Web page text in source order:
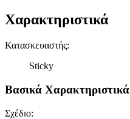
Χαρακτηριστικά
Κατασκευαστής:
Sticky
Βασικά Χαρακτηριστικά
Σχέδιο: